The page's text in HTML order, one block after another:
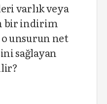
varlık veya
bir indirim
unsurun net
sağlayan